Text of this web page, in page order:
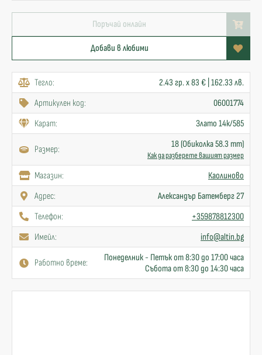
Поръчай онлайн
Добави в любими
Тегло:
2.43 гр. x 83 € | 162.33 лв.
Артикулен код:
06001774
Карат:
Злато 14к/585
Размер: 18 (Обиколка 58.3 mm)
Как да разберете вашият размер
Mагазин:
Каолиново
Адрес:
Александър Батемберг 27
Телефон:
+359878812300
Имейл:
info@altin.bg
Работно време:
Понеделник - Петък от 8:30 до 17:00 часа
Събота от 8:30 до 14:30 часа